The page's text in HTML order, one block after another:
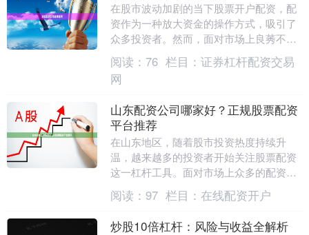
在股市波动加剧的当下股票开户配资，配
资作为一种放大资金的操作方式，吸引了
众多投资者。然而，面对市场上良莠不齐
的配资公司，如何选择一家安全、合规、
服务优质的平台，....
阅读： 76 栏目： 证券杠杆配资交易
网
山东配资公司哪家好？正规股票配资
平台推荐
在山东地区，随着股市投资热度持续升
温，越来越多的投资者开始关注股票配资
这一杠杆工具。面对市场上众多的配资公
司，许多投资者不禁要问：“山东配资公司
哪家好？”本文将....
阅读： 97 栏目： 在线配资开户
炒股10倍杠杆：风险与收益全解析